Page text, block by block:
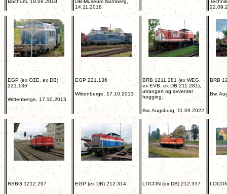
Bochum, 19.09.2018
DB-Museum Nürnberg,
14.11.2018
EGP (ex OΣE , ex DB)
221.136
Wittenberge, 17.10.2013
EGP 221.136
Wittenberge, 17.10.2013
BRB 1211.281 (ex WEG,
ex EVB, ex DB 211.281),
utrangert og avventer
hogging.
Bw. Augsburg, 11.09.2022
BRB
Bw.
RSBG 1212.297 EGP (ex DB) 212.314 LOCON (ex DB) 212.357